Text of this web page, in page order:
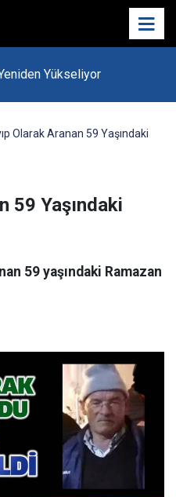
Yükseliyor
Olarak Aranan 59 Yaşındaki
59 Yaşındaki
59 yaşındaki Ramazan